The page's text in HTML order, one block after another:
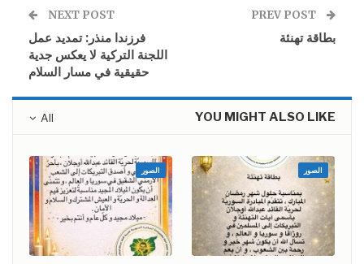
بطاقة تهنئة
NEXT POST
فرزندا منذر: تمديد عمل
اللجنة التركية لا يعكس جدية
حقيقية في مسار السلام
All YOU MIGHT ALSO LIKE
الصور الصور